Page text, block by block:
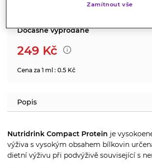
Dočasně vyprodané
249 Kč
Cena za 1 ml : 0.5 Kč
Popis
Nutridrink Compact Protein je
výživa s vysokým obsahem bílkovin
dietní výživu při podvýživě související s
Zamítnout vše